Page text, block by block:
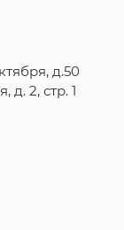
д.50
д. 2, стр. 1